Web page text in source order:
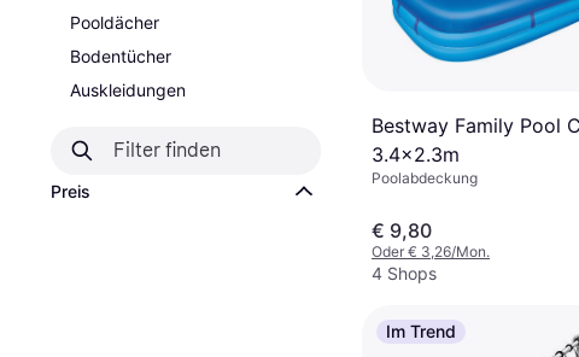
Pooldächer
Bodentücher
Auskleidungen
Preis
Bestway Family Pool
3.4x2.3m
Poolabdeckung
€ 9,80
Oder € 3,26/Mon.
4 Shops
Im Trend